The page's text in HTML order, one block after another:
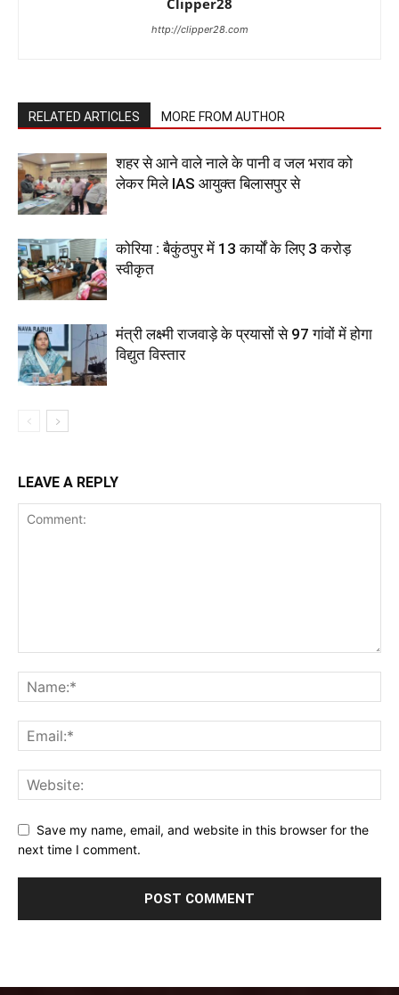
Clipper28
http://clipper28.com
RELATED ARTICLES MORE FROM AUTHOR
शहर से आने वाले नाले के पानी व जल भराव को
लेकर मिले IAS आयुक्त बिलासपुर से
कोरिया : बैकुंठपुर में 13 कार्यों के लिए 3 करोड़
स्वीकृत
मंत्री लक्ष्मी राजवाड़े के प्रयासों से 97 गांवों में होगा
विद्युत विस्तार
LEAVE A REPLY
Save my name, email, and website in this browser for the
next time I comment.